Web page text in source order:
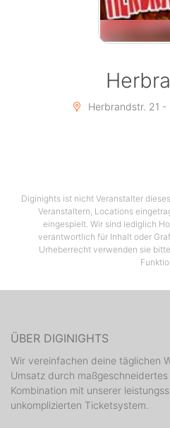
Straßenbahn der
Station “Venloer
PARK & RIDE zu nutzen oder
PARTY AB40 • Die
WEITERSAGEN –
Herbrandstr. 21 -
Diginights ist nicht Veranstalter
Veranstaltern, Locations
eingespielt. Wir sind lediglich
verantwortlich für Inhalt oder
Urheberrecht verwenden sie
ÜBER DIGINIGHTS
Wir vereinfachen deine täglichen
Umsatz durch
Kombination mit unserer
unkomplizierten Ticketsystem.